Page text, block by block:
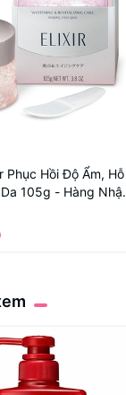
Phục Hồi Độ Ẩm, Hỗ
105g - Hàng Nhật